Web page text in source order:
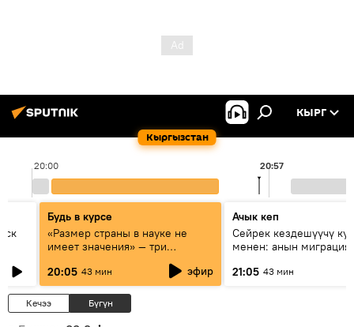
Кыргызстан
КЫРГ
20:00 20:57
Будь в курсе
«Размер страны в науке не
имеет значения» — три
эксперта о сотрудничестве
России и Кыргызстана в
образовании и исследованиях
20:05 43 мин эфир
Ачык кеп
Сейрек кездешүүчү
менен: анын
21:05 43 мин
Кечээ Бүгүн